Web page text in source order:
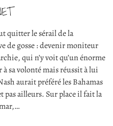
quitter le sérail de la
de gosse : devenir moniteur
qui n’y voit qu’un énorme
sa volonté mais réussit à lui
aurait préféré les Bahamas
pas ailleurs. Sur place il fait la